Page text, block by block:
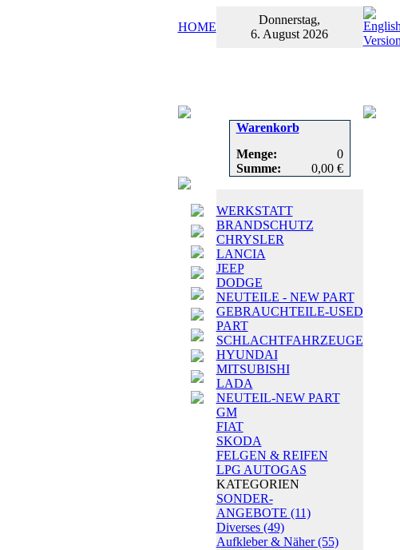
HOME
Donnerstag,
6. August 2026
Warenkorb
Menge:
0
Summe:
0,00 €
WERKSTATT
BRANDSCHUTZ
CHRYSLER
LANCIA
JEEP
DODGE
NEUTEILE - NEW PART
GEBRAUCHTEILE-USED
PART
SCHLACHTFAHRZEUGE
HYUNDAI
MITSUBISHI
LADA
NEUTEIL-NEW PART
GM
FIAT
SKODA
FELGEN & REIFEN
LPG AUTOGAS
KATEGORIEN
SONDER-
ANGEBOTE (11)
Diverses (49)
Aufkleber & Näher(55)